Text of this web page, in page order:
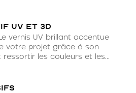
UV et 3D
vernis UV brillant accentue
votre projet grâce à son
les couleurs et les...